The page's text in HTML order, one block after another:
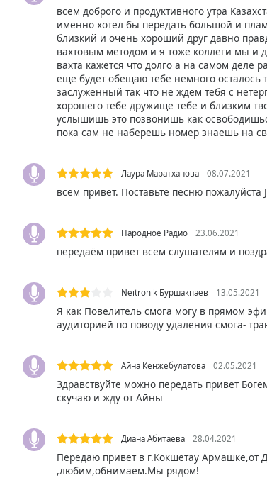
Beginning
window.
Escape
cancel
Opacity
всем доброго и продуктивного утра
именно хотел бы передать большой и
близкий и очень хороший друг давно
вахтовым методом и я тоже коллеги мы и
вахта кажется что долго а на самом деле
еще будет обещаю тебе немного осталось
заслуженный так что не ждем тебя с
хорошего тебе дружище тебе и близким
услышишь это позвонишь как
пока сам не наберешь номер знаешь на
Лаура Маратханова 08.07.2021
всем привет. Поставьте песню пожалуйста
Народное Радио 23.06.2021
передаём привет всем слушателям и
Neitronik Буршакпаев 13.05.2021
Я как Повелитель смога могу в прямом
аудиторией по поводу удаления смога-
Айна Кенжебулатова 02.05.2021
Здравствуйте можно передать привет
скучаю и жду от Айны
Диана Абитаева 28.04.2021
Передаю привет в г.Кокшетау
,любим,обнимаем.Мы рядом!